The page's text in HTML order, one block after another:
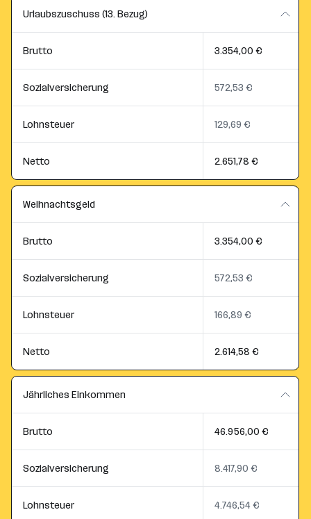
Urlaubszuschuss (13. Bezug)
Brutto 3.354,00 €
Sozialversicherung 572,53 €
Lohnsteuer 129,69 €
Netto 2.651,78 €
Weihnachtsgeld
Brutto 3.354,00 €
Sozialversicherung 572,53 €
Lohnsteuer 166,89 €
Netto 2.614,58 €
Jährliches Einkommen
Brutto 46.956,00 €
Sozialversicherung 8.417,90 €
Lohnsteuer 4.746,54 €